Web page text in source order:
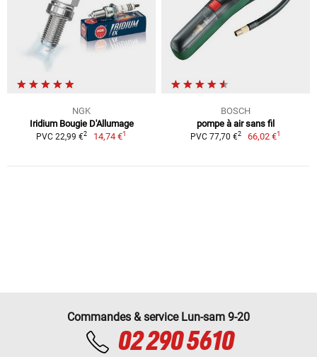
NGK
Iridium Bougie D'Allumage
PVC 22,99 €2 14,74 €1
BOSCH
pompe à air sans fil
PVC 77,70 €2 66,02 €1
Commandes & service Lun-sam 9-20
02 290 5610